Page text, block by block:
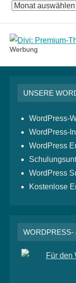
Das
Werbung
UNSERE
WordPress-
WordPress-
WordPress
WordPress
Kostenlose
WORDPRESS-